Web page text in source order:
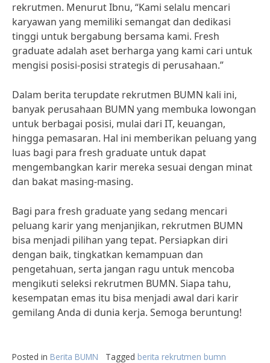
rekrutmen. Menurut Ibnu, “Kami selalu mencari
karyawan yang memiliki semangat dan dedikasi
tinggi untuk bergabung bersama kami. Fresh
graduate adalah aset berharga yang kami cari untuk
mengisi posisi-posisi strategis di perusahaan.”
Dalam berita terupdate rekrutmen BUMN kali ini,
banyak perusahaan BUMN yang membuka lowongan
untuk berbagai posisi, mulai dari IT, keuangan,
hingga pemasaran. Hal ini memberikan peluang yang
luas bagi para fresh graduate untuk dapat
mengembangkan karir mereka sesuai dengan minat
dan bakat masing-masing.
Bagi para fresh graduate yang sedang mencari
peluang karir yang menjanjikan, rekrutmen BUMN
bisa menjadi pilihan yang tepat. Persiapkan diri
dengan baik, tingkatkan kemampuan dan
pengetahuan, serta jangan ragu untuk mencoba
mengikuti seleksi rekrutmen BUMN. Siapa tahu,
kesempatan emas itu bisa menjadi awal dari karir
gemilang Anda di dunia kerja. Semoga beruntung!
Posted in Berita BUMN Tagged berita rekrutmen bumn